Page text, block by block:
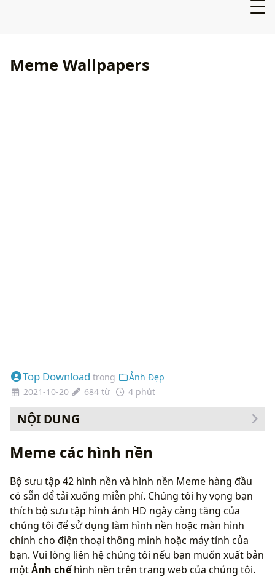
Meme Wallpapers
Top Download trong
Ảnh Đẹp
2021-10-20
684 từ 4 phút
NỘI DUNG
Meme các hình nền
Bộ sưu tập 42 hình nền và hình nền Meme hàng đầu
có sẵn để tải xuống miễn phí. Chúng tôi hy vọng bạn
thích bộ sưu tập hình ảnh HD ngày càng tăng của
chúng tôi để sử dụng làm hình nền hoặc màn hình
chính cho điện thoại thông minh hoặc máy tính của
bạn. Vui lòng liên hệ chúng tôi nếu bạn muốn xuất bản
mộtẢnh chếhình nền trên trang web của chúng tôi.